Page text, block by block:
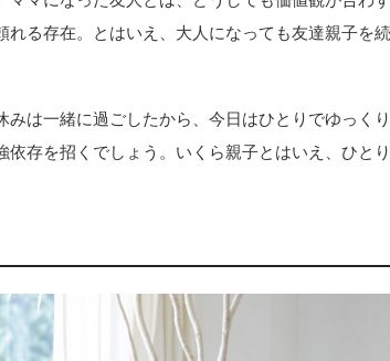
る存在。とはいえ、大人になっても友達親子を続
は一緒に過ごしたから、今日はひとりでゆっくり
存を招くでしょう。いくら親子とはいえ、ひとり